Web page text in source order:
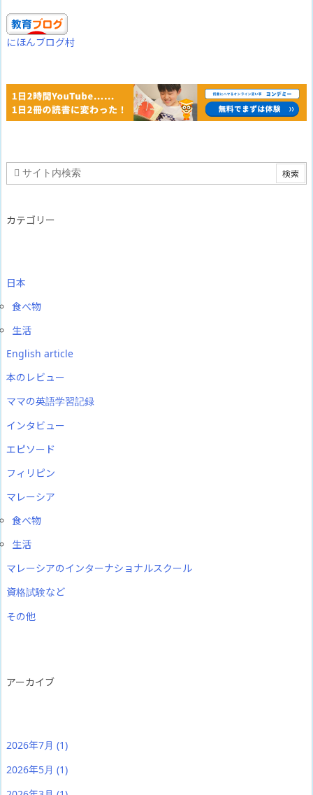
にほんブログ村
カテゴリー
日本
食べ物
生活
English article
本のレビュー
ママの英語学習記録
インタビュー
エピソード
フィリピン
マレーシア
食べ物
生活
マレーシアのインターナショナルスクール
資格試験など
その他
アーカイブ
2026年7月 (1)
2026年5月 (1)